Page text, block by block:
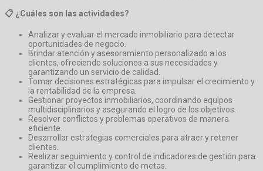
📋 ¿Cuáles son las actividades?
Analizar y evaluar el mercado inmobiliario para detectar
oportunidades de negocio.
Brindar atención y asesoramiento personalizado a los
clientes, ofreciendo soluciones a sus necesidades y
garantizando un servicio de calidad.
Tomar decisiones estratégicas para impulsar el crecimiento y
la rentabilidad de la empresa.
Gestionar proyectos inmobiliarios, coordinando equipos
multidisciplinarios y asegurando el logro de los objetivos.
Resolver conflictos y problemas operativos de manera
eficiente.
Desarrollar estrategias comerciales para atraer y retener
clientes.
Realizar seguimiento y control de indicadores de gestión para
garantizar el cumplimiento de metas.